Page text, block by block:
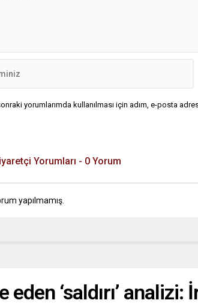
yorumlarımda kullanılması için adım, e-posta
Yorumları - 0 Yorum
yapılmamış.
eden ‘saldırı’